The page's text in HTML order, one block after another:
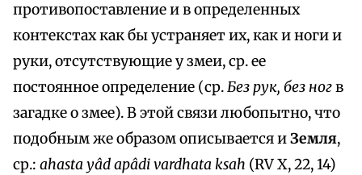
противопоставление и в определенных
контекстах как бы устраняет их, как и ноги и
руки, отсутствующие у змеи, ср. ее
постоянное определение (ср.Без рук, без ногв
загадке о змее). В этой связи любопытно, что
подобным же образом описывается иЗемля,
ср.: ahasta yâd apâdi vardhata ksah (RV X, 22, 14)